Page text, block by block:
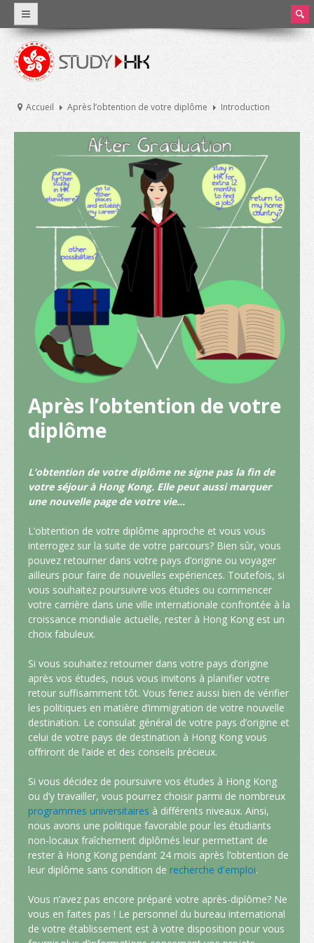
Pourquoi Hong Kong?
L’enseignement à Hong Kong
Système éducatif de Hong Kong
Frais de scolarité et dépenses courantes
Bourses d’études
Stage et travail à temps partiel
Universités et enseignement supérieur
Liste des programmes
Enseignement professionnel
Structure des qualifications
La politique de "Développer le statut de HK en tant que pôle international
d'éducation"
Plus de possibilités d’études
Poser votre candidature pour vos études
Poser votre candidature
Visas
Conditions d’admission
Habiter à Hong Kong
Arrivée
Hébergement
Services d’asssistance
Coût de la vie
Santé et sécurité
Assurance
Télécommunications
earc
h
Accueil Après l’obtention de votre diplôme Introduction
Après l’obtention de votre
diplôme
L’obtention de votre diplôme ne signe pas la fin de
votre séjour à Hong Kong. Elle peut aussi marquer
une nouvelle page de votre vie…
L’obtention de votre diplôme approche et vous vous
interrogez sur la suite de votre parcours? Bien sûr, vous
pouvez retourner dans votre pays d’origine ou voyager
ailleurs pour faire de nouvelles expériences. Toutefois, si
vous souhaitez poursuivre vos études ou commencer
votre carrière dans une ville internationale confrontée à la
croissance mondiale actuelle, rester à Hong Kong est un
choix fabuleux.
Si vous souhaitez retourner dans votre pays d’origine
après vos études, nous vous invitons à planifier votre
retour suffisamment tôt. Vous feriez aussi bien de vérifier
les politiques en matière d’immigration de votre nouvelle
destination. Le consulat général de votre pays d’origine et
celui de votre pays de destination à Hong Kong vous
offriront de l’aide et des conseils précieux.
Si vous décidez de poursuivre vos études à Hong Kong
ou d’y travailler, vous pourrez choisir parmi de nombreux
programmes universitaires à différents niveaux. Ainsi,
nous avons une politique favorable pour les étudiants
non-locaux fraîchement diplômés leur permettant de
rester à Hong Kong pendant 24 mois après l’obtention de
leur diplôme sans condition de recherche d'emploi.
Vous n’avez pas encore préparé votre après-diplôme? Ne
vous en faites pas ! Le personnel du bureau international
de votre établissement est à votre disposition pour vous